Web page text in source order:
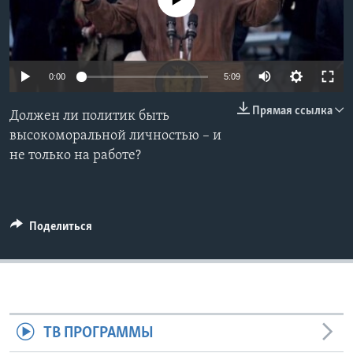
Learning English
СОЦИАЛЬНЫЕ СЕТИ
Языки
0:00 5:09
Прямая ссылка
Должен ли политик быть
высокоморальной личностью – и
не только на работе?
Поделиться
ТВ ПРОГРАММЫ